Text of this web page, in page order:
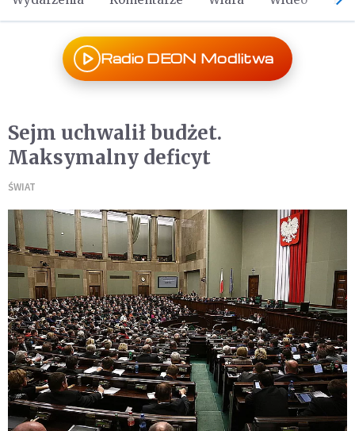
Radio DEON Modlitwa
Sejm uchwalił budżet.
Maksymalny deficyt
ŚWIAT